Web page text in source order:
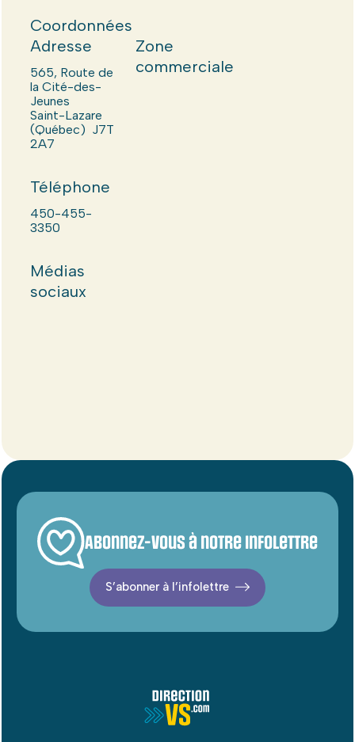
Coordonnées
Adresse
565, Route de
la Cité-des-
Jeunes
Saint-Lazare
(Québec) J7T
2A7
Téléphone
450-455-
3350
Médias
sociaux
Zone
commerciale
Abonnez-vous à notre infolettre
S’abonner à l’infolettre